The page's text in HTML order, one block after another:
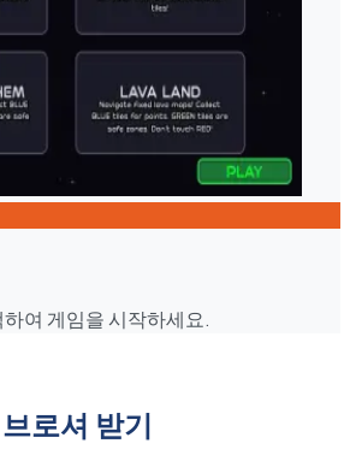
여 게임을 시작하세요.
로셔 받기